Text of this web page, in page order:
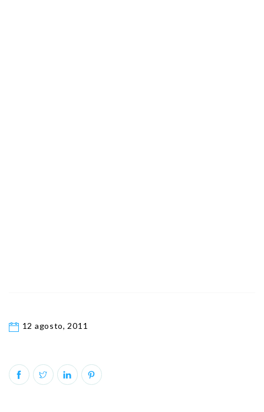
12 agosto, 2011